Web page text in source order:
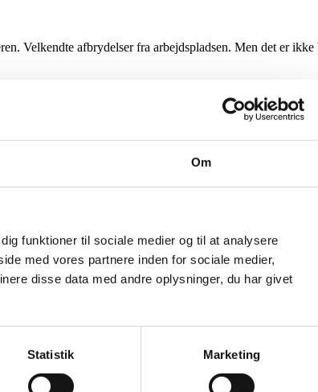
Om
funktioner til sociale medier og til at analysere
med vores partnere inden for sociale medier,
disse data med andre oplysninger, du har givet
Statistik Marketing
Velkendte afbrydelser fra arbejdspladsen. Men det er ikke
arbejde. God Arbejdslyst Indeks 2019 viser, hvem eller
Kilde: Undersøgelse gennemført af
der